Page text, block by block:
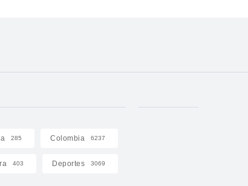
285 Colombia 6237
403 Deportes 3069